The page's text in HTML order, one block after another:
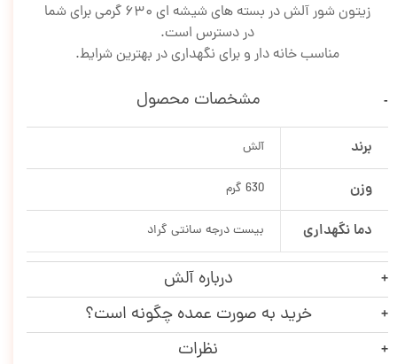
زیتون شور آلش در بسته های شیشه ای 630 گرمی برای شما
در دسترس است.
مناسب خانه دار و برای نگهداری در بهترین شرایط.
مشخصات محصول
برند آلش
وزن 630 گرم
دما نگهداری بیست درجه سانتی گراد
درباره آلش
خرید به صورت عمده چگونه است؟
نظرات